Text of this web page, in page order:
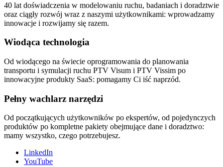
40 lat doświadczenia w modelowaniu ruchu, badaniach i doradztwie
oraz ciągły rozwój wraz z naszymi użytkownikami: wprowadzamy
innowacje i rozwijamy się razem.
Wiodąca technologia
Od wiodącego na świecie oprogramowania do planowania
transportu i symulacji ruchu PTV Visum i PTV Vissim po
innowacyjne produkty SaaS: pomagamy Ci iść naprzód.
Pełny wachlarz narzędzi
Od początkujących użytkowników po ekspertów, od pojedynczych
produktów po kompletne pakiety obejmujące dane i doradztwo:
mamy wszystko, czego potrzebujesz.
LinkedIn
YouTube